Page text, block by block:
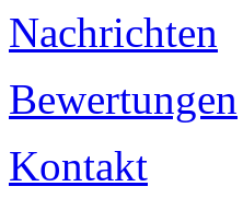
Nachrichten
Bewertungen
Kontakt